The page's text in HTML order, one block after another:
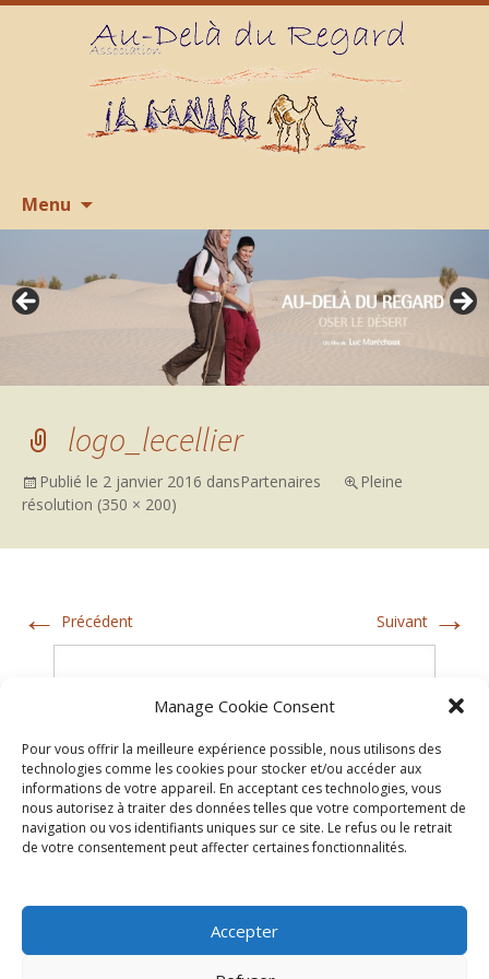
Manage Cookie Consent
Pour vous offrir la meilleure expérience possible, nous utilisons des
technologies comme les cookies pour stocker et/ou accéder aux
informations de votre appareil. En acceptant ces technologies, vous
nous autorisez à traiter des données telles que votre comportement de
navigation ou vos identifiants uniques sur ce site. Le refus ou le retrait
de votre consentement peut affecter certaines fonctionnalités.
Accepter
Menu
contenu
logo_lecellier
Publié le 2 janvier 2016 dansPartenaires
Pleine
résolution (350 × 200)
← Précédent Suivant →